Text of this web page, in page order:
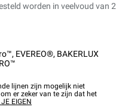
worden in veelvoud van 2
, EVEREO®, BAKERLUX
lijnen zijn mogelijk niet
er zeker van te zijn dat het
EIGEN